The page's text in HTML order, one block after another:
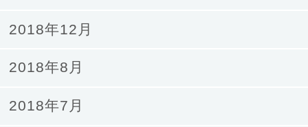
2018年12月
2018年8月
2018年7月